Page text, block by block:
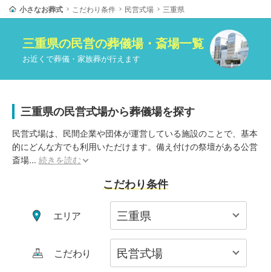
小さなお葬式 こだわり条件 民営式場 三重県
三重県の民営の葬儀場・斎場一覧
お近くで葬儀・家族葬が行えます
三重県の民営式場から葬儀場を探す
民営式場は、民間企業や団体が運営している施設のことで、基本
的にどんな方でも利用いただけます。備え付けの祭壇がある公営
斎場... 続きを読む
こだわり条件
エリア
こだわり